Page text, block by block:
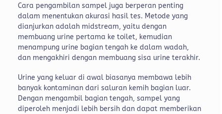
Cara pengambilan sampel juga berperan penting
dalam menentukan akurasi hasil tes. Metode yang
dianjurkan adalah midstream, yaitu dengan
membuang urine pertama ke toilet, kemudian
menampung urine bagian tengah ke dalam wadah,
dan mengakhiri dengan membuang sisa urine terakhir.
Urine yang keluar di awal biasanya membawa lebih
banyak kontaminan dari saluran kemih bagian luar.
Dengan mengambil bagian tengah, sampel yang
diperoleh menjadi lebih bersih dan dapat memberikan